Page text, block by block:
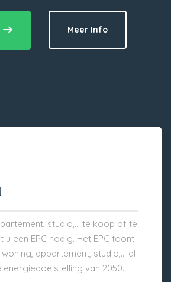
Meer Info
studio,… te koop of te
u een EPC nodig. Het EPC toont
appartement, studio,… al
van 2050.